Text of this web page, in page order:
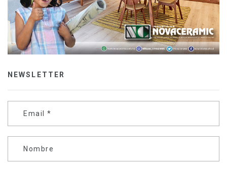
NEWSLETTER
Email *
Nombre